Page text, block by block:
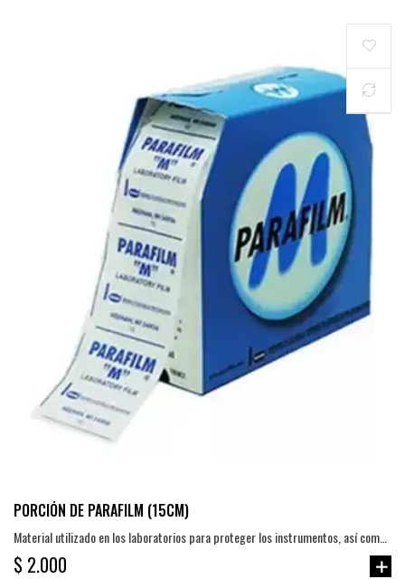
PORCIÓN DE PARAFILM (15CM)
Material utilizado en los laboratorios para proteger los instrumentos, así como
para sellar cajas petri y en general, muestras biológicas o...
$ 2.000